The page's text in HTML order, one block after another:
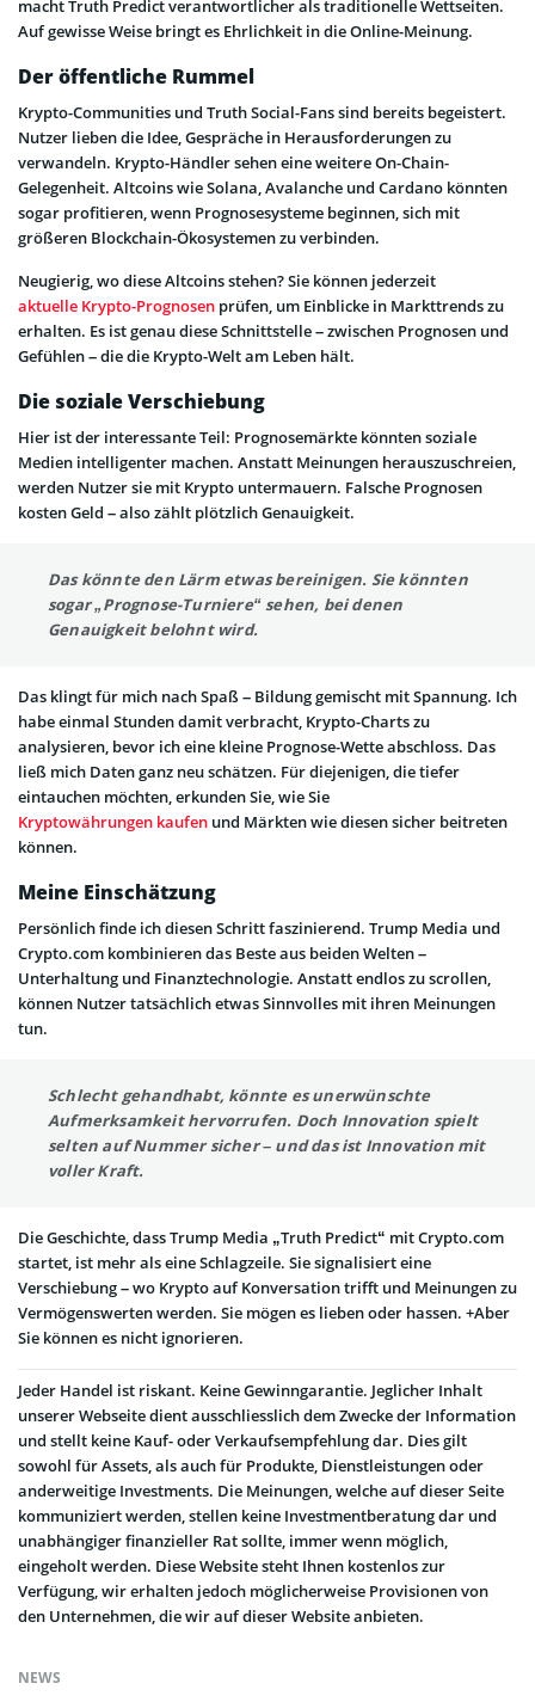
macht Truth Predict verantwortlicher als traditionelle Wettseiten.
Auf gewisse Weise bringt es Ehrlichkeit in die Online-Meinung.
Der öffentliche Rummel
Krypto-Communities und Truth Social-Fans sind bereits begeistert.
Nutzer lieben die Idee, Gespräche in Herausforderungen zu
verwandeln. Krypto-Händler sehen eine weitere On-Chain-
Gelegenheit. Altcoins wie Solana, Avalanche und Cardano könnten
sogar profitieren, wenn Prognosesysteme beginnen, sich mit
größeren Blockchain-Ökosystemen zu verbinden.
Neugierig, wo diese Altcoins stehen? Sie können jederzeit
aktuelle Krypto-Prognosen prüfen, um Einblicke in Markttrends zu
erhalten. Es ist genau diese Schnittstelle – zwischen Prognosen und
Gefühlen – die die Krypto-Welt am Leben hält.
Die soziale Verschiebung
Hier ist der interessante Teil: Prognosemärkte könnten soziale
Medien intelligenter machen. Anstatt Meinungen herauszuschreien,
werden Nutzer sie mit Krypto untermauern. Falsche Prognosen
kosten Geld – also zählt plötzlich Genauigkeit.
Das könnte den Lärm etwas bereinigen. Sie könnten
sogar „Prognose-Turniere“ sehen, bei denen
Genauigkeit belohnt wird.
Das klingt für mich nach Spaß – Bildung gemischt mit Spannung. Ich
habe einmal Stunden damit verbracht, Krypto-Charts zu
analysieren, bevor ich eine kleine Prognose-Wette abschloss. Das
ließ mich Daten ganz neu schätzen. Für diejenigen, die tiefer
eintauchen möchten, erkunden Sie, wie Sie
Kryptowährungen kaufen und Märkten wie diesen sicher beitreten
können.
Meine Einschätzung
Persönlich finde ich diesen Schritt faszinierend. Trump Media und
Crypto.com kombinieren das Beste aus beiden Welten –
Unterhaltung und Finanztechnologie. Anstatt endlos zu scrollen,
können Nutzer tatsächlich etwas Sinnvolles mit ihren Meinungen
tun.
Schlecht gehandhabt, könnte es unerwünschte
Aufmerksamkeit hervorrufen. Doch Innovation spielt
selten auf Nummer sicher – und das ist Innovation mit
voller Kraft.
Die Geschichte, dass Trump Media „Truth Predict“ mit Crypto.com
startet, ist mehr als eine Schlagzeile. Sie signalisiert eine
Verschiebung – wo Krypto auf Konversation trifft und Meinungen zu
Vermögenswerten werden. Sie mögen es lieben oder hassen. +Aber
Sie können es nicht ignorieren.
Jeder Handel ist riskant. Keine Gewinngarantie. Jeglicher Inhalt
unserer Webseite dient ausschliesslich dem Zwecke der Information
und stellt keine Kauf- oder Verkaufsempfehlung dar. Dies gilt
sowohl für Assets, als auch für Produkte, Dienstleistungen oder
anderweitige Investments. Die Meinungen, welche auf dieser Seite
kommuniziert werden, stellen keine Investmentberatung dar und
unabhängiger finanzieller Rat sollte, immer wenn möglich,
eingeholt werden. Diese Website steht Ihnen kostenlos zur
Verfügung, wir erhalten jedoch möglicherweise Provisionen von
den Unternehmen, die wir auf dieser Website anbieten.
NEWS